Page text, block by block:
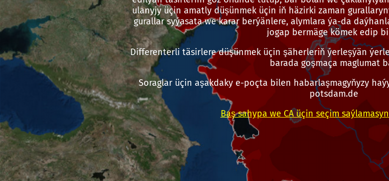
ulanyjy üçin amatly düşünmek üçin iň häzirki zaman
gurallar syýasata we karar berýänlere, alymlara ýa-da
jogap bermäge kömek edip
Differenterli täsirlere düşünmek üçin şäherleriň ýerleşýän
barada goşmaça maglumat
Soraglar üçin aşakdaky e-poçta bilen habarlaşmagyňyzy
potsdam.de
Baş sahypa we CA üçin seçim